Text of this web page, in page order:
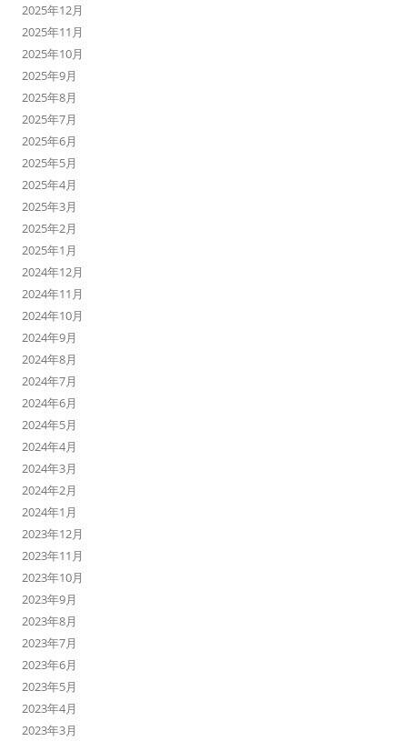
2025年12月
2025年11月
2025年10月
2025年9月
2025年8月
2025年7月
2025年6月
2025年5月
2025年4月
2025年3月
2025年2月
2025年1月
2024年12月
2024年11月
2024年10月
2024年9月
2024年8月
2024年7月
2024年6月
2024年5月
2024年4月
2024年3月
2024年2月
2024年1月
2023年12月
2023年11月
2023年10月
2023年9月
2023年8月
2023年7月
2023年6月
2023年5月
2023年4月
2023年3月